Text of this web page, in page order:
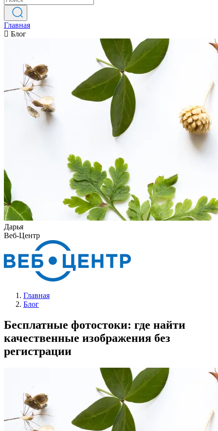
Главная
Блог
Дарья
Веб-Центр
Главная
Блог
Бесплатные фотостоки: где найти
качественные изображения без
регистрации